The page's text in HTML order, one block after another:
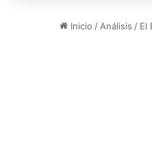
Inicio / Análisis / El